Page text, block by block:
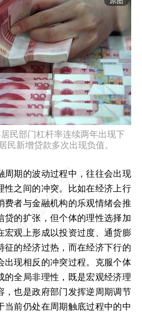
民部门杠杆率连续两年出现下
民新增贷款多次出现负值。
期的波动过程中，往往会出现
性之间的冲突。比如在经济上行
费者与金融机构的乐观情绪会推
贷的扩张，但个体的理性选择加
宏观上形成以投资过度、通货膨
征的经济过热，而在经济下行的
出现相反的冲突过程。克服个体
的全局非理性，既是宏观经济理
，也是政府部门发挥逆周期调节
当前仍处在周期触底过程中的中